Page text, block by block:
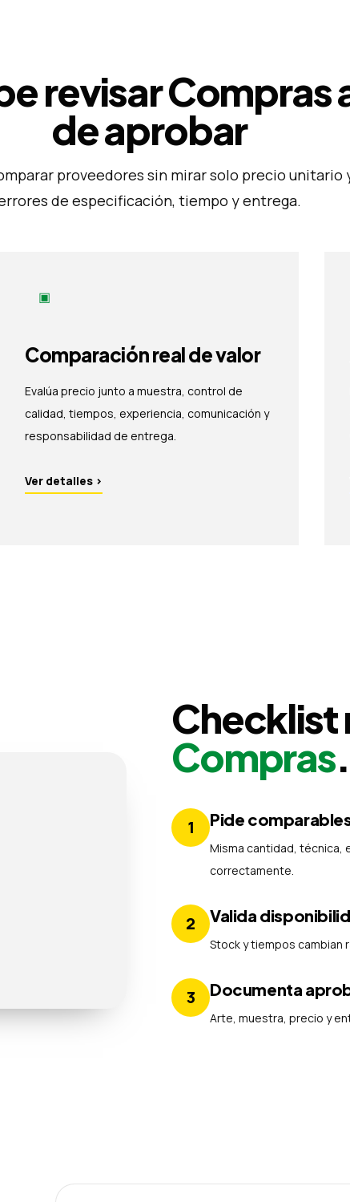
revisar Compras
de aprobar
proveedores sin mirar solo precio unitario
de especificación, tiempo y entrega.
▣
Comparación real de valor
Evalúa precio junto a muestra, control de
calidad, tiempos, experiencia, comunicación y
responsabilidad de entrega.
Ver detalles ›
Checklist
Compras.
1 Pide
Misma cantidad, técnica,
correctamente.
2 Valida
Stock y tiempos cambian
3 Documenta
Arte, muestra, precio y